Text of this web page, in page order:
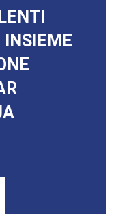
INSIEME